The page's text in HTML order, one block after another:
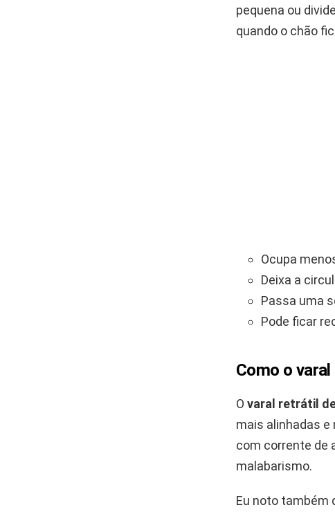
pequena ou
quando o chão
Ocupa
Deixa a
Passa uma
Pode ficar
Como o
O varal retrátil
mais alinhadas
com corrente de
malabarismo.
Eu noto também